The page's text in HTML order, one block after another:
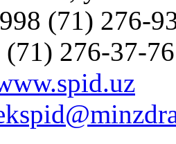
(71) 276-
276-37-76